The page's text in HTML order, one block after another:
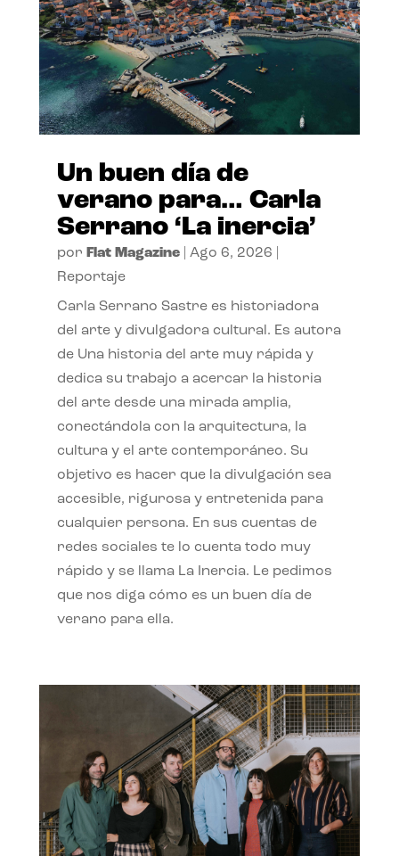
Un buen día de
verano para… Carla
Serrano ‘La inercia’
por Flat Magazine| Ago 6, 2026
Reportaje
Carla Serrano Sastre es historiadora
del arte y divulgadora cultural. Es autora
de Una historia del arte muy rápida y
dedica su trabajo a acercar la historia
del arte desde una mirada amplia,
conectándola con la arquitectura, la
cultura y el arte contemporáneo. Su
objetivo es hacer que la divulgación sea
accesible, rigurosa y entretenida para
cualquier persona. En sus cuentas de
redes sociales te lo cuenta todo muy
rápido y se llama La Inercia. Le pedimos
que nos diga cómo es un buen día de
verano para ella.